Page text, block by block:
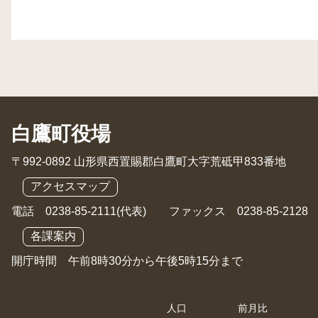
白鷹町役場
〒992-0892 山形県西置賜郡白鷹町大字荒砥甲833番地
アクセスマップ
電話 0238-85-2111(代表) ファックス 0238-85-2128
各課案内
開庁時間 午前8時30分から午後5時15分まで
人口 前月比